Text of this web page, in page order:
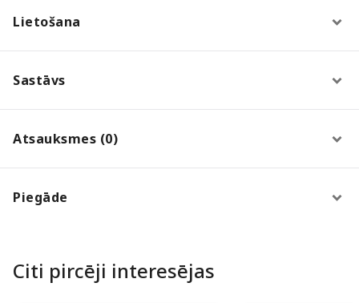
Lietošana
Sastāvs
Atsauksmes (0)
Piegāde
Citi pircēji interesējas